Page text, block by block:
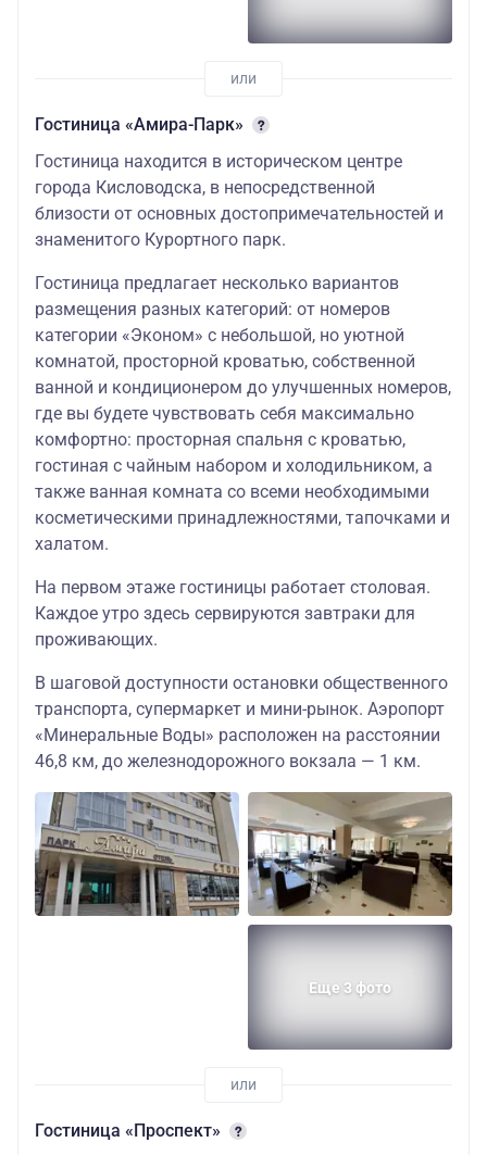
Гостиница «Амира-Парк»
Гостиница находится в историческом центре
города Кисловодска, в непосредственной
близости от основных достопримечательностей и
знаменитого Курортного парк.
Гостиница предлагает несколько вариантов
размещения разных категорий: от номеров
категории «Эконом» с небольшой, но уютной
комнатой, просторной кроватью, собственной
ванной и кондиционером до улучшенных номеров,
где вы будете чувствовать себя максимально
комфортно: просторная спальня с кроватью,
гостиная с чайным набором и холодильником, а
также ванная комната со всеми необходимыми
косметическими принадлежностями, тапочками и
халатом.
На первом этаже гостиницы работает столовая.
Каждое утро здесь сервируются завтраки для
проживающих.
В шаговой доступности остановки общественного
транспорта, супермаркет и мини-рынок. Аэропорт
«Минеральные Воды» расположен на расстоянии
46,8 км, до железнодорожного вокзала — 1 км.
Еще 3 фото
Гостиница «Проспект»